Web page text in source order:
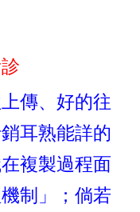
傳、好的往
耳熟能詳的
複製過程面
制」；倘若